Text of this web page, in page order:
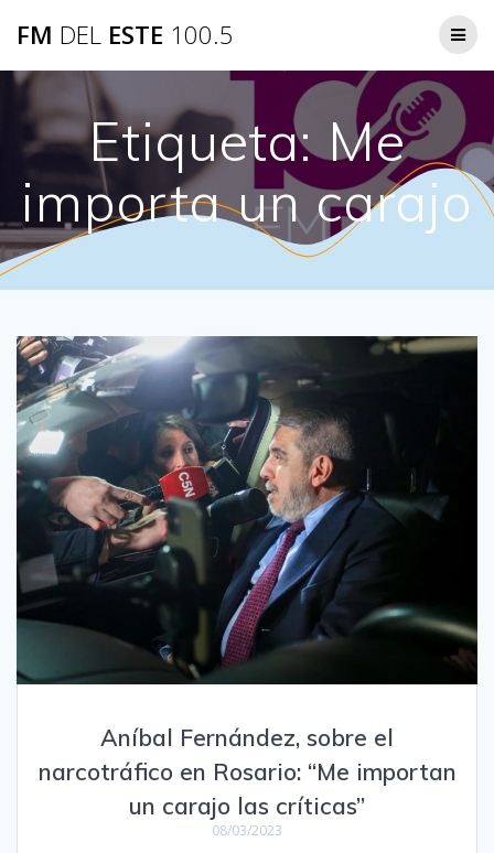
FM DEL ESTE 100.5
Etiqueta:Me
importa un carajo
Aníbal Fernández, sobre el
narcotráfico en Rosario: “Me importan
un carajo las críticas”
08/03/2023